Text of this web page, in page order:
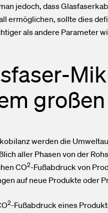
jedoch, dass
ermöglichen, sollte dies
als andere Parameter
werden die
aller Phasen von der
CO2-Fußabdruck von
auf neue Produkte oder
2-Fußabdruck eines